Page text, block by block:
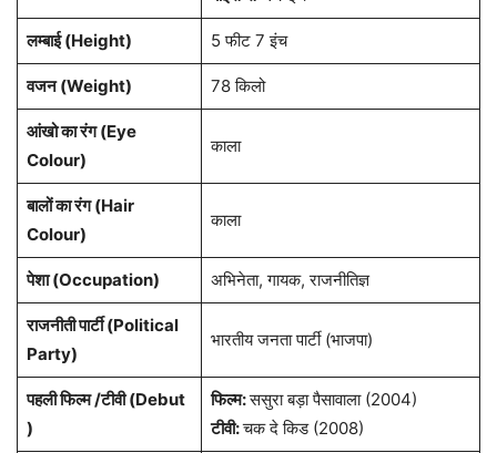
लम्बाई (Height) 5 फीट 7 इंच
वजन (Weight) 78 किलो
आंखो का रंग (Eye
Colour)
काला
बालों का रंग (Hair
Colour)
काला
पेशा(Occupation) अभिनेता, गायक, राजनीतिज्ञ
राजनीती पार्टी (Political
Party)
भारतीय जनता पार्टी (भाजपा)
पहली फिल्म /टीवी (Debut
)
फिल्म:ससुरा बड़ा पैसावाला (2004)
टीवी:चक दे किड (2008)